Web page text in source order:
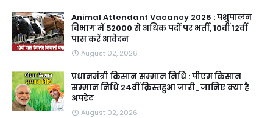
Animal Attendant Vacancy 2026 : पशुपालन
विभाग में 52000 से अधिक पदों पर भर्ती, 10वीं 12वीं
पास करें आवेदन
August 02, 2026
प्रधानमंत्री किसान सम्मान निधि : पीएम किसान
सम्मान निधि 24वीं क़िस्तहुआ जारी,, जानिए क्या है
अपडेट
August 02, 2026